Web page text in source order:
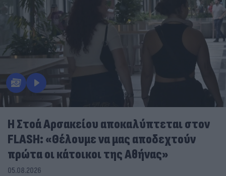
Η Στοά Αρσακείου αποκαλύπτεται στον
FLASH: «Θέλουμε να μας αποδεχτούν
πρώτα οι κάτοικοι της Αθήνας»
05.08.2026